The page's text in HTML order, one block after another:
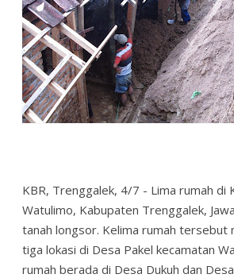
KBR, Trenggalek, 4/7 - Lima rumah di
Watulimo, Kabupaten Trenggalek,
tanah longsor. Kelima rumah tersebut
tiga lokasi di Desa Pakel kecamatan
rumah berada di Desa Dukuh dan